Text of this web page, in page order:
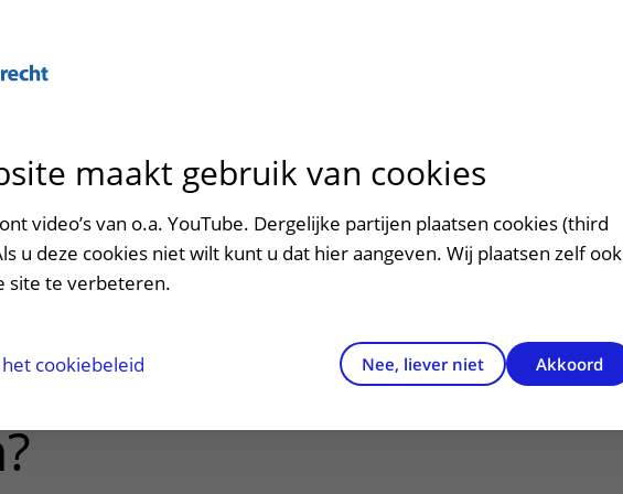
patiëntportaal
het ziekenhuis
en voorzieningen
en veiligheid
Contact en route
Contactgegevens
Verwijzers
Teleconsult aanvragen
Zorgverlenersportaal
moeten
patiënten lang
maakt gebruik van cookies
video’s van o.a. YouTube. Dergelijke partijen plaatsen cookies (third
u deze cookies niet wilt kunt u dat hier aangeven. Wij plaatsen zelf ook
site te verbeteren.
cookiebeleid Nee, liever niet Akkoord